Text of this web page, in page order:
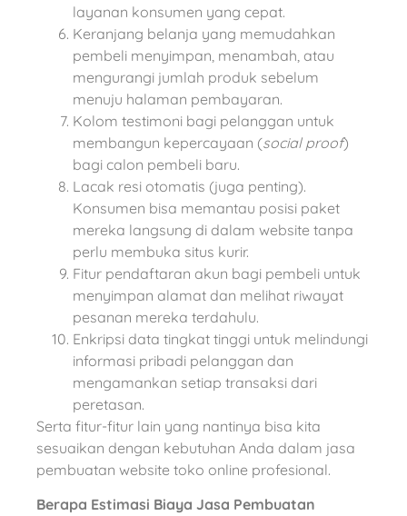
layanan konsumen yang cepat.
Keranjang belanja yang memudahkan
pembeli menyimpan, menambah, atau
mengurangi jumlah produk sebelum
menuju halaman pembayaran.
Kolom testimoni bagi pelanggan untuk
membangun kepercayaan (social proof)
bagi calon pembeli baru.
Lacak resi otomatis (juga penting).
Konsumen bisa memantau posisi paket
mereka langsung di dalam website tanpa
perlu membuka situs kurir.
Fitur pendaftaran akun bagi pembeli untuk
menyimpan alamat dan melihat riwayat
pesanan mereka terdahulu.
Enkripsi data tingkat tinggi untuk melindungi
informasi pribadi pelanggan dan
mengamankan setiap transaksi dari
peretasan.
Serta fitur-fitur lain yang nantinya bisa kita
sesuaikan dengan kebutuhan Anda dalam jasa
pembuatan website toko online profesional.
Berapa Estimasi Biaya Jasa Pembuatan